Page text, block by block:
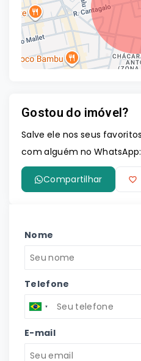
Gostou do imóvel?
Salve ele nos seus
com alguém no WhatsApp:
Compartilhar
Nome
Telefone
E-mail